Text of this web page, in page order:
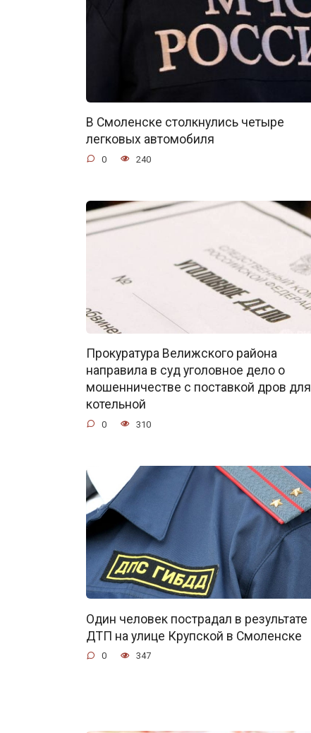
В Смоленске столкнулись четыре
легковых автомобиля
0 240
Прокуратура Велижского района
направила в суд уголовное дело о
мошенничестве с поставкой дров для
котельной
0 310
Один человек пострадал в результате
ДТП на улице Крупской в Смоленске
0 347